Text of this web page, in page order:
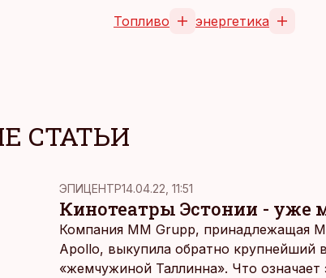
Топливо энергетика
СТАТЬИ
ЭПИЦЕНТР14.04.22, 11:51
Кинотеатры Эстонии - уже
Компания MM Grupp, принадлежащая
Apollo, выкупила обратно крупнейший
«жемчужиной Таллинна». Что означает